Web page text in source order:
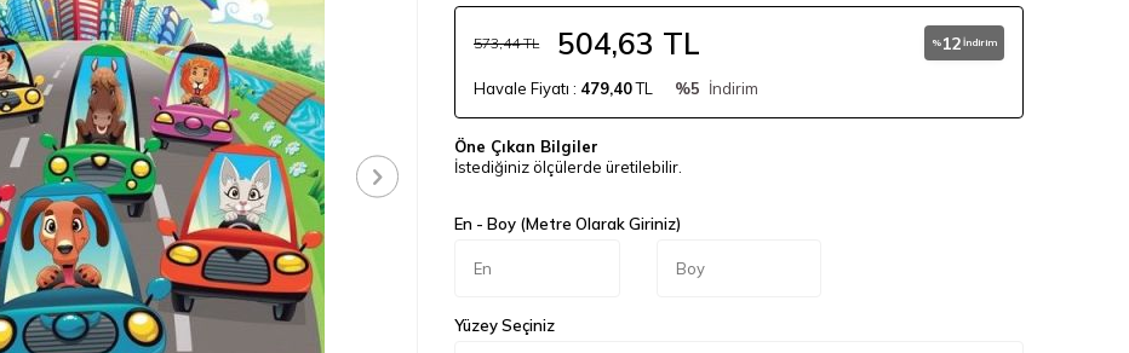
573,44TL 504,63 TL % 12 İndirim
Havale Fiyatı : 479,40TL %5 İndirim
Öne Çıkan Bilgiler
İstediğiniz ölçülerde üretilebilir.
En - Boy (Metre Olarak Giriniz)
Yüzey Seçiniz